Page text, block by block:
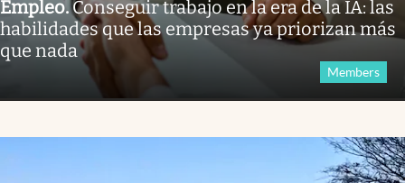
Empleo.Conseguir trabajo en la era de la IA: las
habilidades que las empresas ya priorizan más
que nada
Members